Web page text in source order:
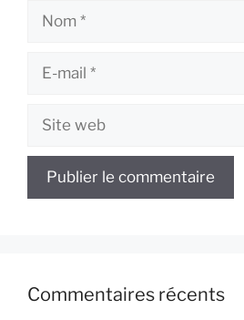
Nom
Site
Commentaires récents